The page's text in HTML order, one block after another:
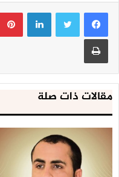
لينكدإن
طباعة
مقالات ذات صلة